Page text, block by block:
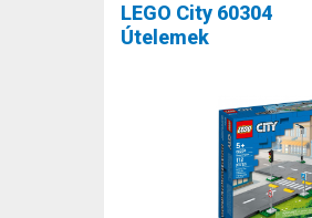
LEGO City 60304
Útelemek